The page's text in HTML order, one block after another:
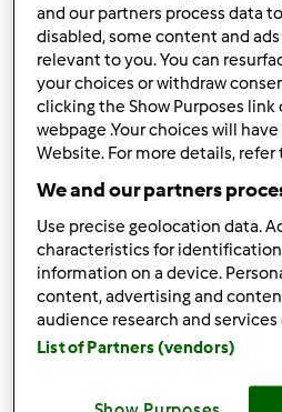
Sab, 08/07/2010 - 09:45
Buongiorno a tutti!!
Buone vacanze a chi parte,
invece rimane!! io le ho già fatte
nuovo!! E pensare che toccherà
per le tanto sospirate ferie!!
and our partners process data
disabled, some content and
relevant to you. You can
your choices or withdraw
clicking the Show Purposes
webpage .Your choices will
Website. For more details, refer
We and our partners
Use precise geolocation data.
characteristics for
information on a device.
content, advertising and
audience research and
List of Partners (vendors)